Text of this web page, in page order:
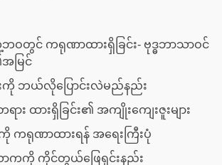
တွင် ကရုဏာထားရှိခြင်း- ဗုဒ္ဓဘာသာဝင်
မြင်
းကို ဘယ်လိုပြောင်းလဲမည်နည်း
း ထားရှိခြင်း၏ အကျိုးကျေးဇူးများ
ကရုဏာထားရန် အရေးကြီးပုံ
ာကကို ကိုင်တွယ်ဖြေရှင်းနည်း